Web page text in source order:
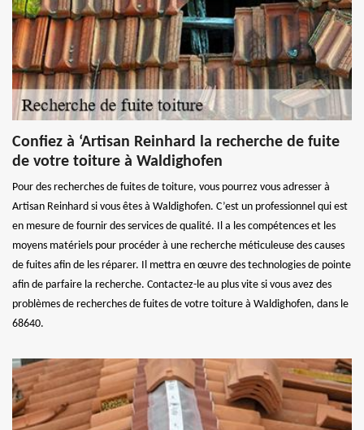
Confiez à ‘Artisan Reinhard la recherche de fuite
de votre toiture à Waldighofen
Pour des recherches de fuites de toiture, vous pourrez vous adresser à
Artisan Reinhard si vous êtes à Waldighofen. C’est un professionnel qui est
en mesure de fournir des services de qualité. Il a les compétences et les
moyens matériels pour procéder à une recherche méticuleuse des causes
de fuites afin de les réparer. Il mettra en œuvre des technologies de pointe
afin de parfaire la recherche. Contactez-le au plus vite si vous avez des
problèmes de recherches de fuites de votre toiture à Waldighofen, dans le
68640.